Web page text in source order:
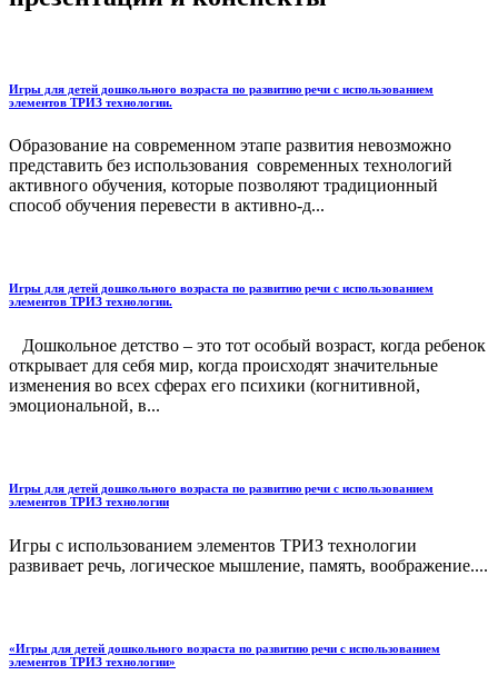
Игры для детей дошкольного возраста по развитию речи с использованием
элементов ТРИЗ технологии.
Образование на современном этапе развития невозможно
представить без использования современных технологий
активного обучения, которые позволяют традиционный
способ обучения перевести в активно-д...
Игры для детей дошкольного возраста по развитию речи с использованием
элементов ТРИЗ технологии.
Дошкольное детство – это тот особый возраст, когда ребенок
открывает для себя мир, когда происходят значительные
изменения во всех сферах его психики (когнитивной,
эмоциональной, в...
Игры для детей дошкольного возраста по развитию речи с использованием
элементов ТРИЗ технологии
Игры с использованием элементов ТРИЗ технологии
развивает речь, логическое мышление, память, воображение....
«Игры для детей дошкольного возраста по развитию речи с использованием
элементов ТРИЗ технологии»